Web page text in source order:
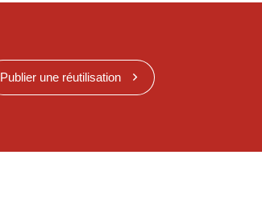
Publier une réutilisation